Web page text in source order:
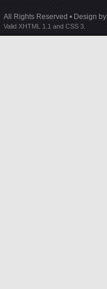
All Rights Reserved • Design by
Valid XHTML 1.1 and CSS 3.